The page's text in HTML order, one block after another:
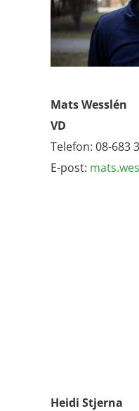
Mats Wesslén
VD
Telefon: 08-683
E-post:
Heidi Stjerna